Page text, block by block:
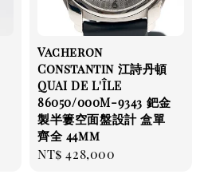
Vacheron
Constantin 江詩丹頓
QUAI DE L'ÎLE
86050/000M-9343 鈀金
製半簍空面盤設計 盒單
齊全 44mm
Regular
NT$ 428,000